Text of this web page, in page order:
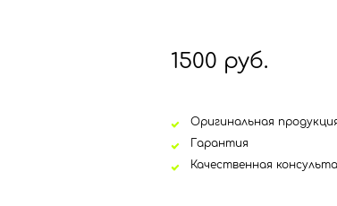
1500 руб.
Оригинальная
Гарантия
Качественная